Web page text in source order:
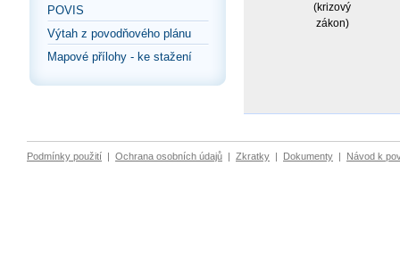
POVIS
Výtah z povodňového plánu
Mapové přílohy - ke stažení
(krizový
zákon)
Podmínky použití | Ochrana osobních údajů | Zkratky | Dokumenty | Návod k